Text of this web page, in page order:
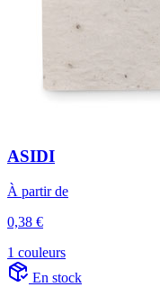
ASIDI
À partir de
0,38 €
1 couleurs
En stock